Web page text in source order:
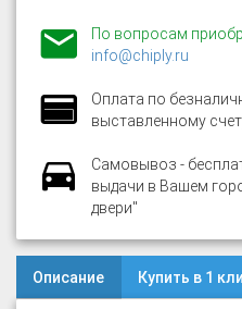
По вопросам
info@chiply.ru
Оплата по
выставленному
Самовывоз -
выдачи в Вашем
двери"
Описание Купить в 1